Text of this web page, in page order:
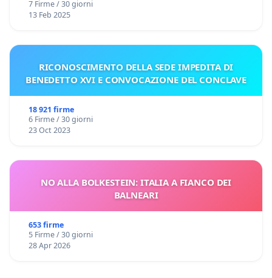
7 Firme / 30 giorni
13 Feb 2025
RICONOSCIMENTO DELLA SEDE IMPEDITA DI
BENEDETTO XVI E CONVOCAZIONE DEL CONCLAVE
18 921 firme
6 Firme / 30 giorni
23 Oct 2023
NO ALLA BOLKESTEIN: ITALIA A FIANCO DEI
BALNEARI
653 firme
5 Firme / 30 giorni
28 Apr 2026